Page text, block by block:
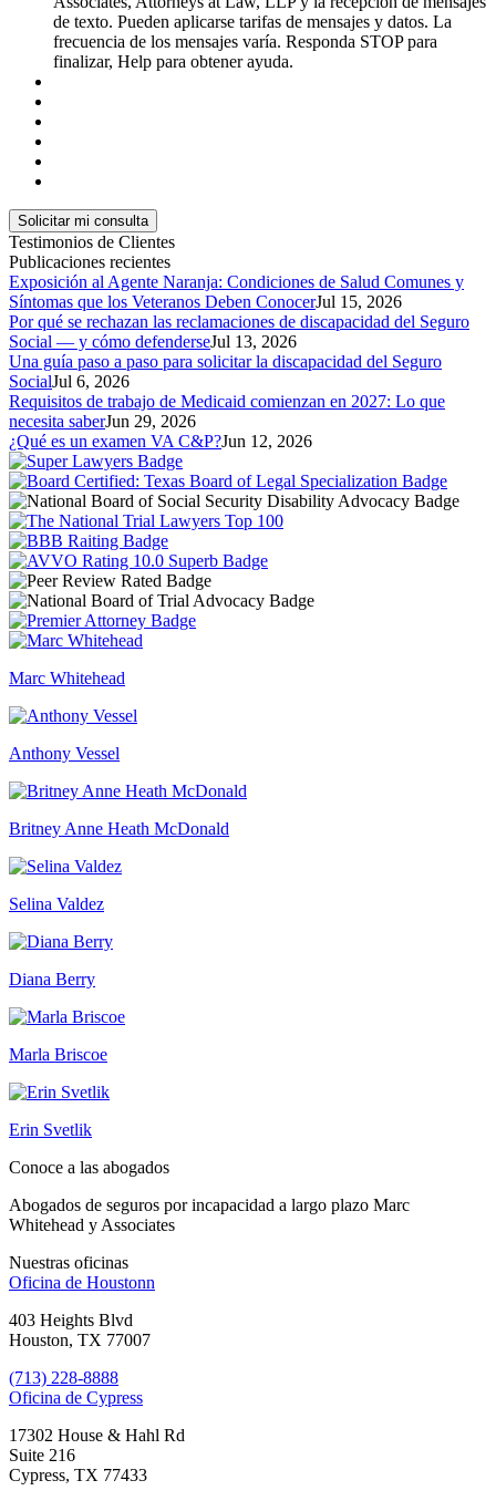
de texto. Pueden aplicarse tarifas de mensajes y datos. La
frecuencia de los mensajes varía. Responda STOP para
finalizar, Help para obtener ayuda.
Testimonios de Clientes
Publicaciones recientes
Exposición al Agente Naranja: Condiciones de Salud Comunes y
Síntomas que los Veteranos Deben ConocerJul 15, 2026
Por qué se rechazan las reclamaciones de discapacidad del Seguro
Social — y cómo defenderseJul 13, 2026
Una guía paso a paso para solicitar la discapacidad del Seguro
SocialJul 6, 2026
Requisitos de trabajo de Medicaid comienzan en 2027: Lo que
necesita saberJun 29, 2026
¿Qué es un examen VA C&P?Jun 12, 2026
Marc Whitehead
Anthony Vessel
Britney Anne Heath McDonald
Selina Valdez
Diana Berry
Marla Briscoe
Erin Svetlik
Conoce a las abogados
Abogados de seguros por incapacidad a largo plazo Marc
Whitehead y Associates
Nuestras oficinas
Oficina de Houstonn
403 Heights Blvd
Houston, TX 77007
(713) 228-8888
Oficina de Cypress
17302 House & Hahl Rd
Suite 216
Cypress, TX 77433